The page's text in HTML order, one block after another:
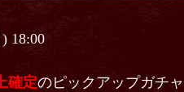
18:00
確定のピックアップガチャ